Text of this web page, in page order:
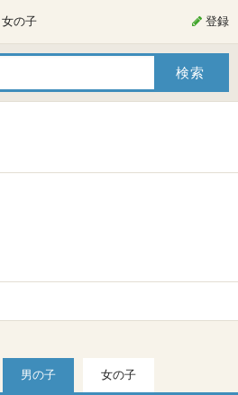
女の子 登録
男の子 女の子